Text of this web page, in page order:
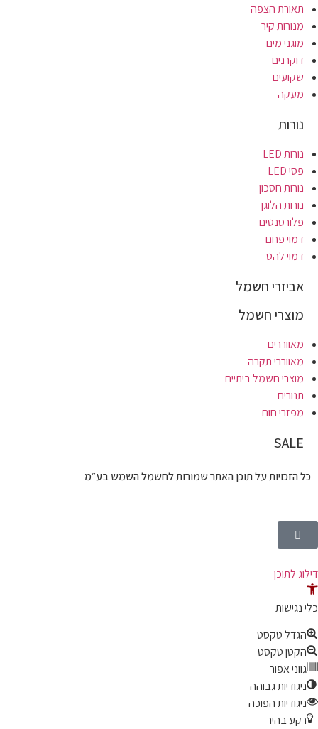
תאורת הצפה
מנורות קיר
מוגני מים
דוקרנים
שקועים
מעקה
נורות
נורות LED
פסי LED
נורות חסכון
נורות הלוגן
פלורסנטים
דמוי פחם
דמוי להט
אביזרי חשמל
מוצרי חשמל
מאווררים
מאווררי תקרה
מוצרי חשמל ביתיים
תנורים
מפזרי חום
SALE
כל הזכויות על תוכן האתר שמורות לחשמל השמש בע״מ
דילוג לתוכן
פתח
סרגל
כלי נגישות
הגדל טקסט
הקטן טקסט
גווני אפור
ניגודיות גבוהה
ניגודיות הפוכה
רקע בהיר